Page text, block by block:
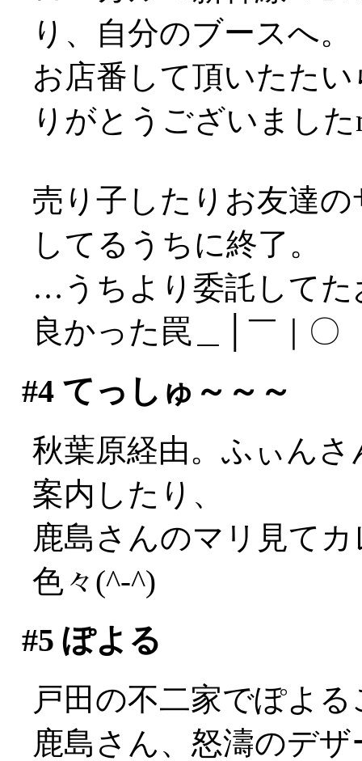
り、自分のブースへ。
お店番して頂いたた
りがとうございました
売り子したりお友達
してるうちに終了。
…うちより委託してた
良かった罠＿│￣｜〇
#4てっしゅ～～～
秋葉原経由。ふぃん
案内したり、
鹿島さんのマリ見て
色々(^-^)
#5 ぽよる
戸田の不二家でぽよ
鹿島さん、怒濤のデ